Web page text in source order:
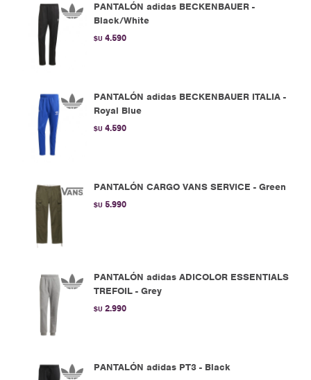
PANTALÓN adidas BECKENBAUER -
Black/White
$U 4.590
PANTALÓN adidas BECKENBAUER ITALIA -
Royal Blue
$U 4.590
PANTALÓN CARGO VANS SERVICE - Green
$U 5.990
PANTALÓN adidas ADICOLOR ESSENTIALS
TREFOIL - Grey
$U 2.990
PANTALÓN adidas PT3 - Black